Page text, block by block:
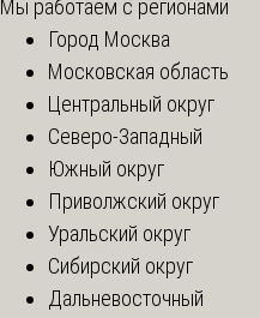
Мы работаем с регионами
Город Москва
Московская область
Центральный округ
Северо-Западный
Южный округ
Приволжский округ
Уральский округ
Сибирский округ
Дальневосточный